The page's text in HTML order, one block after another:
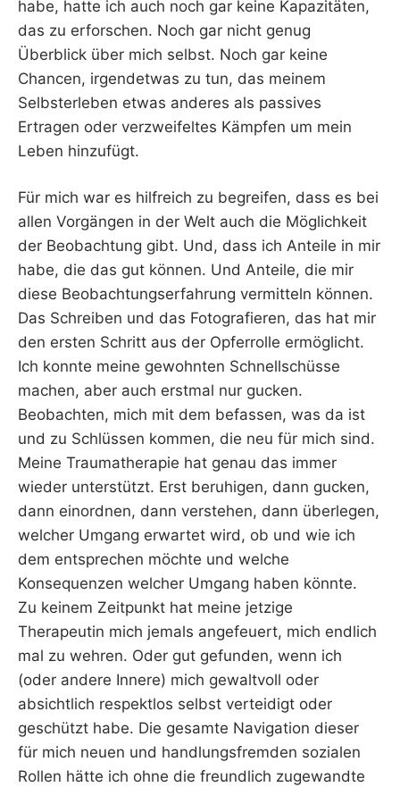
habe, hatte ich auch noch gar keine Kapazitäten,
das zu erforschen. Noch gar nicht genug
Überblick über mich selbst. Noch gar keine
Chancen, irgendetwas zu tun, das meinem
Selbsterleben etwas anderes als passives
Ertragen oder verzweifeltes Kämpfen um mein
Leben hinzufügt.
Für mich war es hilfreich zu begreifen, dass es bei
allen Vorgängen in der Welt auch die Möglichkeit
der Beobachtung gibt. Und, dass ich Anteile in mir
habe, die das gut können. Und Anteile, die mir
diese Beobachtungserfahrung vermitteln können.
Das Schreiben und das Fotografieren, das hat mir
den ersten Schritt aus der Opferrolle ermöglicht.
Ich konnte meine gewohnten Schnellschüsse
machen, aber auch erstmal nur gucken.
Beobachten, mich mit dem befassen, was da ist
und zu Schlüssen kommen, die neu für mich sind.
Meine Traumatherapie hat genau das immer
wieder unterstützt. Erst beruhigen, dann gucken,
dann einordnen, dann verstehen, dann überlegen,
welcher Umgang erwartet wird, ob und wie ich
dem entsprechen möchte und welche
Konsequenzen welcher Umgang haben könnte.
Zu keinem Zeitpunkt hat meine jetzige
Therapeutin mich jemals angefeuert, mich endlich
mal zu wehren. Oder gut gefunden, wenn ich
(oder andere Innere) mich gewaltvoll oder
absichtlich respektlos selbst verteidigt oder
geschützt habe. Die gesamte Navigation dieser
für mich neuen und handlungsfremden sozialen
Rollen hätte ich ohne die freundlich zugewandte